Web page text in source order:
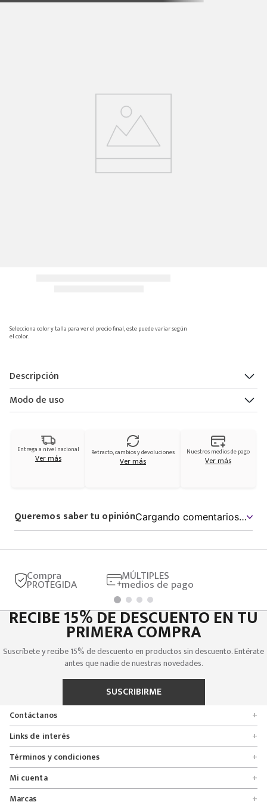
Selecciona color y talla para ver el precio final, este puede variar según
el color.
Descripción
Modo de uso
Entrega a nivel nacional
Ver más Retracto, cambios y devoluciones
Ver más
Nuestros medios de pago
Ver más
Queremos saber tu opiniónCargando comentarios…
Compra
PROTEGIDA
MÚLTIPLES
medios de pago
RECIBE 15% DE DESCUENTO EN TU
PRIMERA COMPRA
Suscríbete y recibe 15% de descuento en productos sin descuento. Entérate
antes que nadie de nuestras novedades.
SUSCRIBIRME
Contáctanos
+
Encuentra tu tienda
Formulario de solicitudes
Servicio al cliente
Línea nacional 01 8000 112674
Bogotá 6767876
Links de interés +
Quienes somos
Políticas de entrega, cambio y devolución
Políticas de privacidad
Preguntas frecuentes
Términos y condiciones +
Promociones
Crédito Addi
Mi cuenta +
Rastrear mi pedido
Marcas +